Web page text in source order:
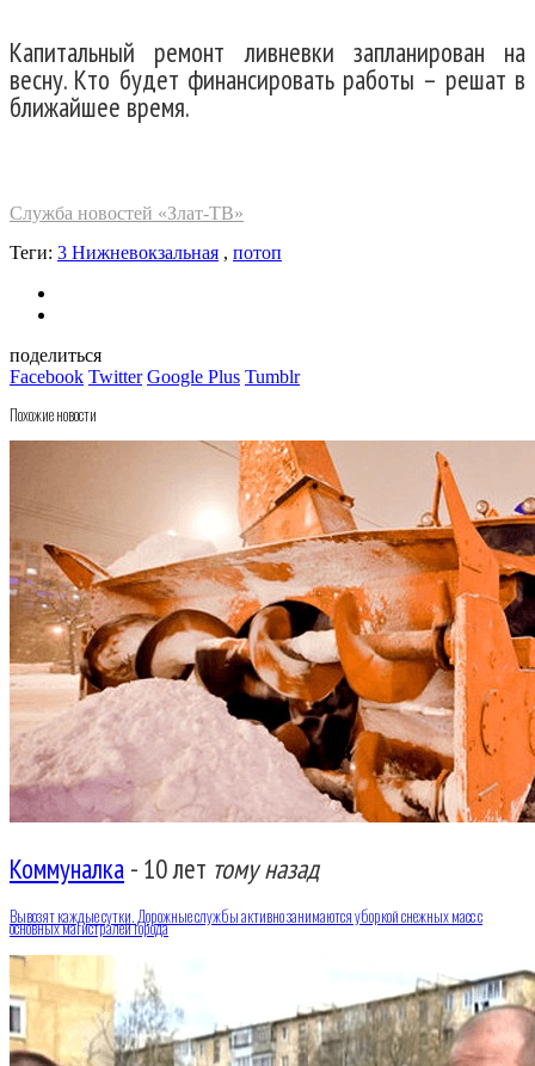
Капитальный ремонт ливневки запланирован на
весну. Кто будет финансировать работы – решат в
ближайшее время.
Служба новостей «Злат-ТВ»
Теги: 3 Нижневокзальная , потоп
поделиться
Facebook Twitter Google Plus Tumblr
Похожие новости
Коммуналка - 10 лет тому назад
Вывозят каждые сутки. Дорожные службы активно занимаются уборкой снежных масс с
основных магистралей города